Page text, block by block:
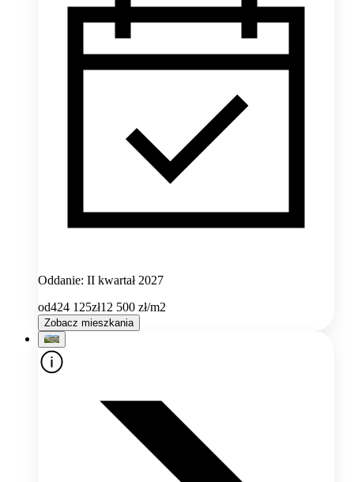
Oddanie: II kwartał 2027
od424 125zł12 500 zł/m2
Zobacz mieszkania